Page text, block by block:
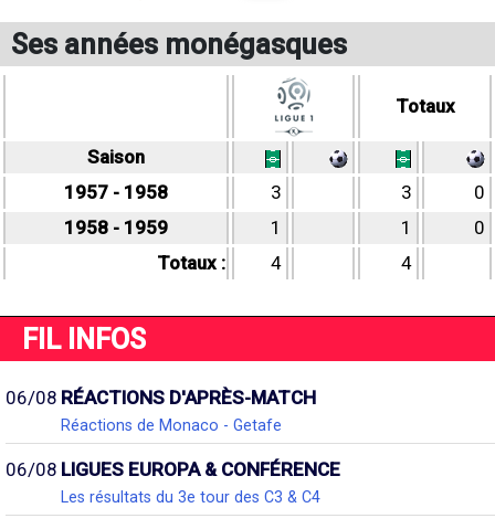
Ses années monégasques
Totaux
Saison
1957 - 1958
3 3
0
1958 - 1959
1 1
0
Totaux :
4 4
FIL INFOS
06/08 RÉACTIONS D'APRÈS-MATCH
Réactions de Monaco - Getafe
06/08 LIGUES EUROPA & CONFÉRENCE
Les résultats du 3e tour des C3 & C4